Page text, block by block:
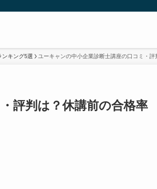
ンキング5選 ユーキャンの中小企業診断士講座の口コミ・
評判は？休講前の合格率